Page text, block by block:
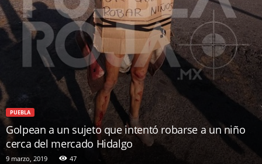
PUEBLA
Golpean a un sujeto que intentó robarse a un niño
cerca del mercado Hidalgo
9 marzo, 2019 47